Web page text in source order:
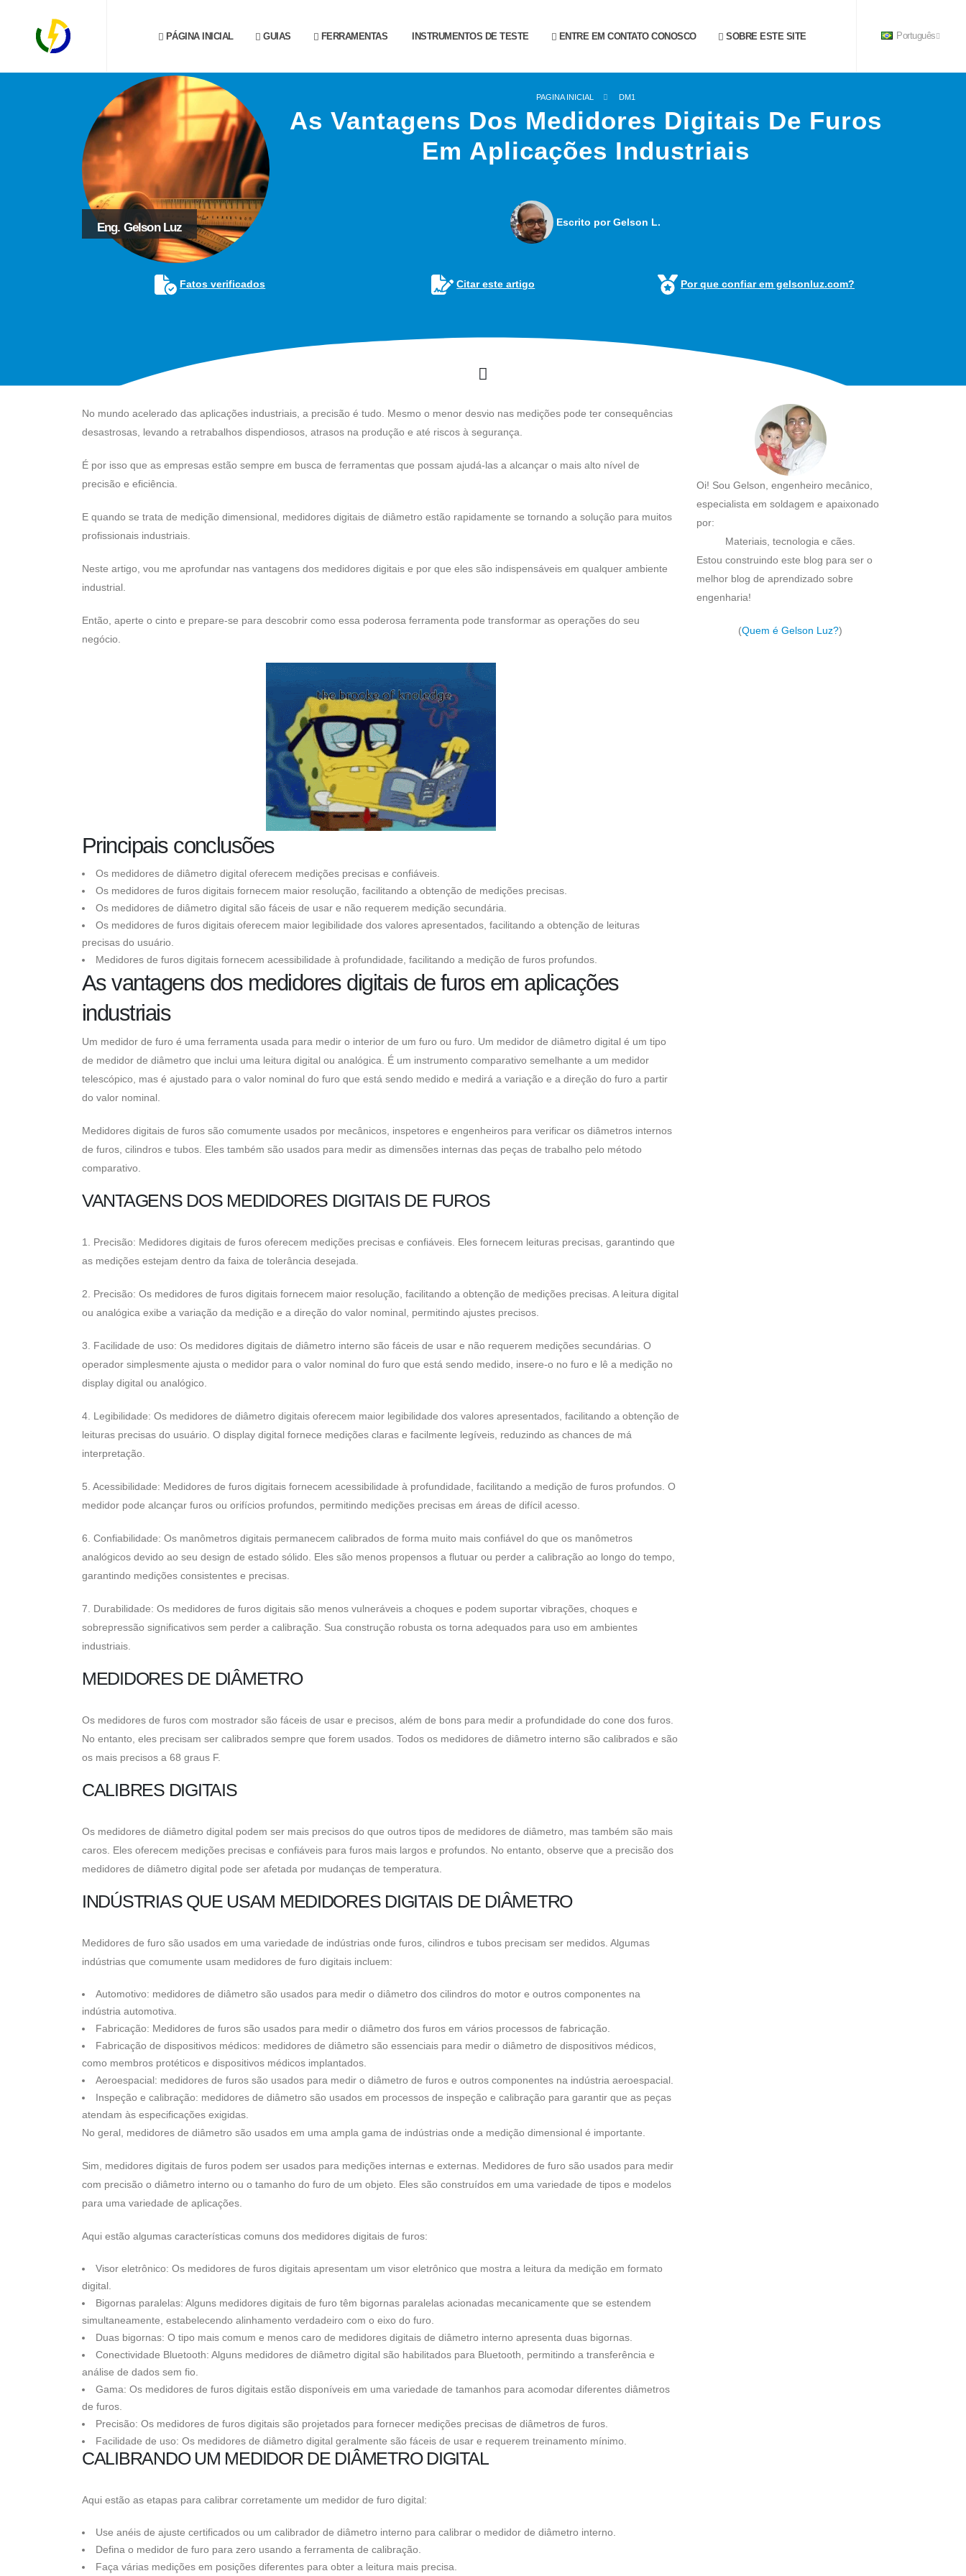
PÁGINA INICIAL GUIAS FERRAMENTAS INSTRUMENTOS DE TESTE ENTRE EM CONTATO CONOSCO SOBRE ESTE SITE Português
Eng. Gelson Luz
PAGINA INICIAL DM1
As Vantagens Dos Medidores Digitais De Furos
Em Aplicações Industriais
Escrito por Gelson L.
Fatos verificados Citar este artigo Por que confiar em gelsonluz.com?
No mundo acelerado das aplicações industriais, a precisão é tudo. Mesmo o menor desvio nas medições pode ter consequências
desastrosas, levando a retrabalhos dispendiosos, atrasos na produção e até riscos à segurança.
É por isso que as empresas estão sempre em busca de ferramentas que possam ajudá-las a alcançar o mais alto nível de
precisão e eficiência.
E quando se trata de medição dimensional, medidores digitais de diâmetro estão rapidamente se tornando a solução para muitos
profissionais industriais.
Neste artigo, vou me aprofundar nas vantagens dos medidores digitais e por que eles são indispensáveis ​​em qualquer ambiente
industrial.
Então, aperte o cinto e prepare-se para descobrir como essa poderosa ferramenta pode transformar as operações do seu
negócio.
Principais conclusões
Os medidores de diâmetro digital oferecem medições precisas e confiáveis.
Os medidores de furos digitais fornecem maior resolução, facilitando a obtenção de medições precisas.
Os medidores de diâmetro digital são fáceis de usar e não requerem medição secundária.
Os medidores de furos digitais oferecem maior legibilidade dos valores apresentados, facilitando a obtenção de leituras
precisas do usuário.
Medidores de furos digitais fornecem acessibilidade à profundidade, facilitando a medição de furos profundos.
As vantagens dos medidores digitais de furos em aplicações
industriais
Um medidor de furo é uma ferramenta usada para medir o interior de um furo ou furo. Um medidor de diâmetro digital é um tipo
de medidor de diâmetro que inclui uma leitura digital ou analógica. É um instrumento comparativo semelhante a um medidor
telescópico, mas é ajustado para o valor nominal do furo que está sendo medido e medirá a variação e a direção do furo a partir
do valor nominal.
Medidores digitais de furos são comumente usados ​​por mecânicos, inspetores e engenheiros para verificar os diâmetros internos
de furos, cilindros e tubos. Eles também são usados ​​para medir as dimensões internas das peças de trabalho pelo método
comparativo.
VANTAGENS DOS MEDIDORES DIGITAIS DE FUROS
1. Precisão: Medidores digitais de furos oferecem medições precisas e confiáveis. Eles fornecem leituras precisas, garantindo que
as medições estejam dentro da faixa de tolerância desejada.
2. Precisão: Os medidores de furos digitais fornecem maior resolução, facilitando a obtenção de medições precisas. A leitura digital
ou analógica exibe a variação da medição e a direção do valor nominal, permitindo ajustes precisos.
3. Facilidade de uso: Os medidores digitais de diâmetro interno são fáceis de usar e não requerem medições secundárias. O
operador simplesmente ajusta o medidor para o valor nominal do furo que está sendo medido, insere-o no furo e lê a medição no
display digital ou analógico.
4. Legibilidade: Os medidores de diâmetro digitais oferecem maior legibilidade dos valores apresentados, facilitando a obtenção de
leituras precisas do usuário. O display digital fornece medições claras e facilmente legíveis, reduzindo as chances de má
interpretação.
5. Acessibilidade: Medidores de furos digitais fornecem acessibilidade à profundidade, facilitando a medição de furos profundos. O
medidor pode alcançar furos ou orifícios profundos, permitindo medições precisas em áreas de difícil acesso.
6. Confiabilidade: Os manômetros digitais permanecem calibrados de forma muito mais confiável do que os manômetros
analógicos devido ao seu design de estado sólido. Eles são menos propensos a flutuar ou perder a calibração ao longo do tempo,
garantindo medições consistentes e precisas.
7. Durabilidade: Os medidores de furos digitais são menos vulneráveis ​​a choques e podem suportar vibrações, choques e
sobrepressão significativos sem perder a calibração. Sua construção robusta os torna adequados para uso em ambientes
industriais.
MEDIDORES DE DIÂMETRO
Os medidores de furos com mostrador são fáceis de usar e precisos, além de bons para medir a profundidade do cone dos furos.
No entanto, eles precisam ser calibrados sempre que forem usados. Todos os medidores de diâmetro interno são calibrados e são
os mais precisos a 68 graus F.
CALIBRES DIGITAIS
Os medidores de diâmetro digital podem ser mais precisos do que outros tipos de medidores de diâmetro, mas também são mais
caros. Eles oferecem medições precisas e confiáveis ​​para furos mais largos e profundos. No entanto, observe que a precisão dos
medidores de diâmetro digital pode ser afetada por mudanças de temperatura.
INDÚSTRIAS QUE USAM MEDIDORES DIGITAIS DE DIÂMETRO
Medidores de furo são usados ​​em uma variedade de indústrias onde furos, cilindros e tubos precisam ser medidos. Algumas
indústrias que comumente usam medidores de furo digitais incluem:
Automotivo: medidores de diâmetro são usados ​​para medir o diâmetro dos cilindros do motor e outros componentes na
indústria automotiva.
Fabricação: Medidores de furos são usados ​​para medir o diâmetro dos furos em vários processos de fabricação.
Fabricação de dispositivos médicos: medidores de diâmetro são essenciais para medir o diâmetro de dispositivos médicos,
como membros protéticos e dispositivos médicos implantados.
Aeroespacial: medidores de furos são usados ​​para medir o diâmetro de furos e outros componentes na indústria aeroespacial.
Inspeção e calibração: medidores de diâmetro são usados ​​em processos de inspeção e calibração para garantir que as peças
atendam às especificações exigidas.
No geral, medidores de diâmetro são usados ​​em uma ampla gama de indústrias onde a medição dimensional é importante.
Sim, medidores digitais de furos podem ser usados ​​para medições internas e externas. Medidores de furo são usados ​​para medir
com precisão o diâmetro interno ou o tamanho do furo de um objeto. Eles são construídos em uma variedade de tipos e modelos
para uma variedade de aplicações.
Aqui estão algumas características comuns dos medidores digitais de furos:
Visor eletrônico: Os medidores de furos digitais apresentam um visor eletrônico que mostra a leitura da medição em formato
digital.
Bigornas paralelas: Alguns medidores digitais de furo têm bigornas paralelas acionadas mecanicamente que se estendem
simultaneamente, estabelecendo alinhamento verdadeiro com o eixo do furo.
Duas bigornas: O tipo mais comum e menos caro de medidores digitais de diâmetro interno apresenta duas bigornas.
Conectividade Bluetooth: Alguns medidores de diâmetro digital são habilitados para Bluetooth, permitindo a transferência e
análise de dados sem fio.
Gama: Os medidores de furos digitais estão disponíveis em uma variedade de tamanhos para acomodar diferentes diâmetros
de furos.
Precisão: Os medidores de furos digitais são projetados para fornecer medições precisas de diâmetros de furos.
Facilidade de uso: Os medidores de diâmetro digital geralmente são fáceis de usar e requerem treinamento mínimo.
CALIBRANDO UM MEDIDOR DE DIÂMETRO DIGITAL
Aqui estão as etapas para calibrar corretamente um medidor de furo digital:
Use anéis de ajuste certificados ou um calibrador de diâmetro interno para calibrar o medidor de diâmetro interno.
Defina o medidor de furo para zero usando a ferramenta de calibração.
Faça várias medições em posições diferentes para obter a leitura mais precisa.
Oi! Sou Gelson, engenheiro mecânico,
especialista em soldagem e apaixonado
por:
Materiais, tecnologia e cães.
Estou construindo este blog para ser o
melhor blog de aprendizado sobre
engenharia!
(Quem é Gelson Luz?)